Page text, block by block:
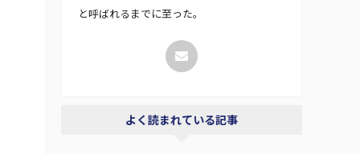
と呼ばれるまでに至った。
よく読まれている記事